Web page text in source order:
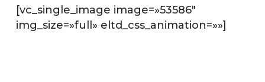
[vc_single_image image=»53586″
img_size=»full» eltd_css_animation=»»]